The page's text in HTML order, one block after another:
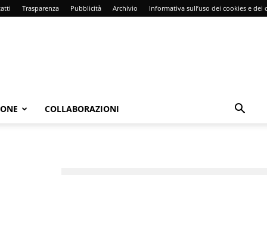
Trasparenza Pubblicità Archivio Informativa sull’uso dei cookies e dei
COLLABORAZIONI